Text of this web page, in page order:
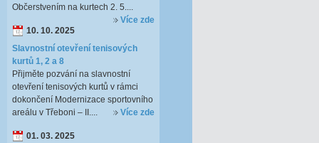
Občerstvením na kurtech 2. 5....
Více zde
10. 10. 2025
Slavnostní otevření tenisových
kurtů 1, 2 a 8
Přijměte pozvání na slavnostní
otevření tenisových kurtů v rámci
dokončení Modernizace sportovního
areálu v Třeboni – II....
Více zde
01. 03. 2025